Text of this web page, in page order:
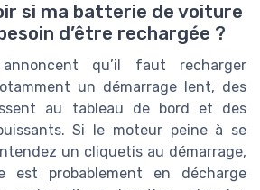
si ma batterie de voiture
d’être rechargée ?
qu’il faut recharger
un démarrage lent, des
au tableau de bord et des
Si le moteur peine à se
un cliquetis au démarrage,
est probablement en décharge